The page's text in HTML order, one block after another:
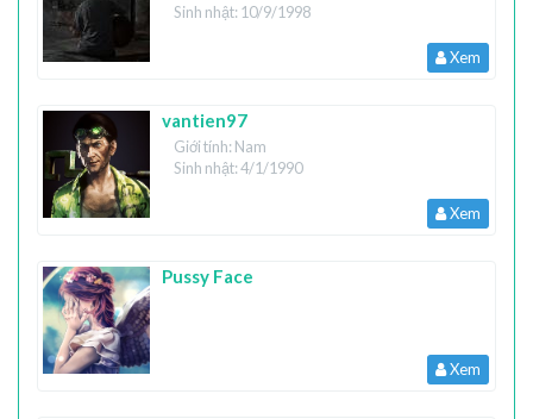
Sinh nhật: 10/9/1998
Xem
vantien97
Giới tính: Nam
Sinh nhật: 4/1/1990
Xem
Pussy Face
Xem